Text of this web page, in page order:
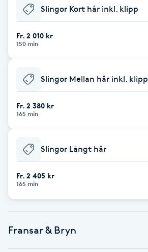
Celluliter
Color correction
Cryoterapi
Damklippning
Slingor Kort hår inkl. klipp
Fr. 2 010 kr
150 min
Slingor Mellan hår inkl. klipp
Fr. 2 380 kr
165 min
Slingor Långt hår
Fr. 2 405 kr
165 min
Fransar & Bryn